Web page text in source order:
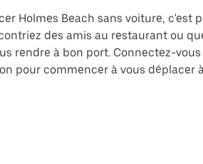
Holmes Beach sans voiture, c'est
des amis au restaurant ou
rendre à bon port. Connectez-
pour commencer à vous déplacer